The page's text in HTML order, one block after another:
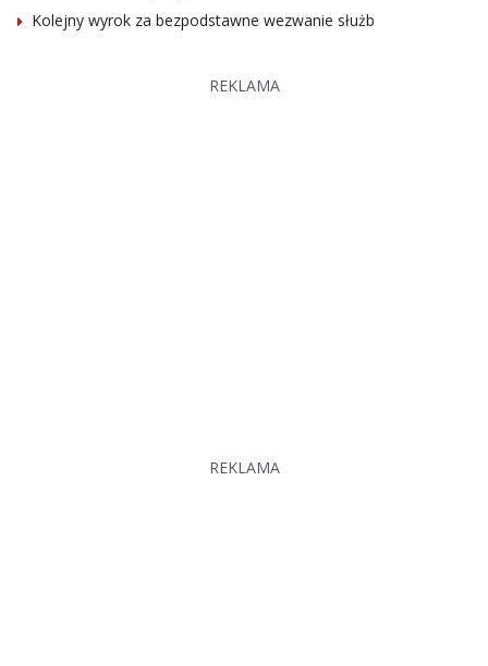
Kolejny wyrok za bezpodstawne wezwanie służb
REKLAMA
REKLAMA